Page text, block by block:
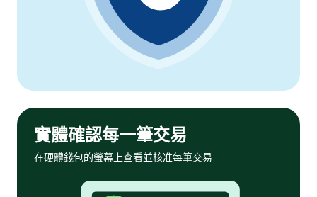
實體確認每一筆交易
在硬體錢包的螢幕上查看並核准每筆交易